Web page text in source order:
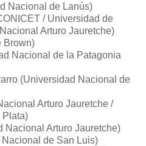
Nacional de Lanús)
/ Universidad de
Arturo Jauretche)
Brown)
Nacional de la Patagonia
(Universidad Nacional de
Arturo Jauretche /
Plata)
Nacional Arturo Jauretche)
de San Luis)